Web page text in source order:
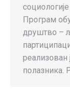
Програм
друштво –
реализован
полазника.